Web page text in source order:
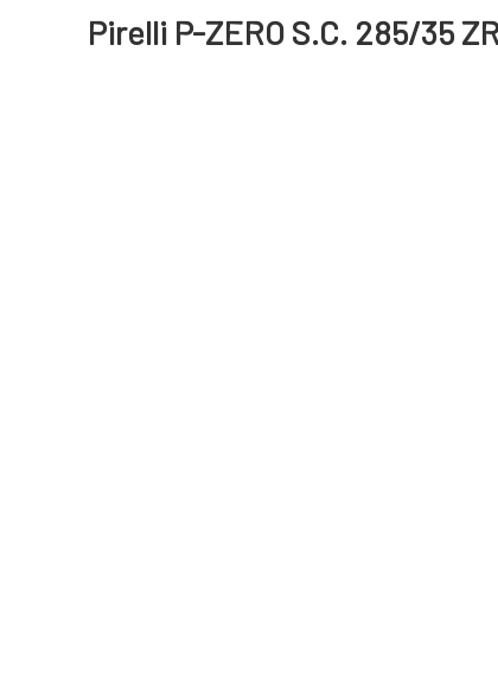
Pirelli P-ZERO S.C. 285/35